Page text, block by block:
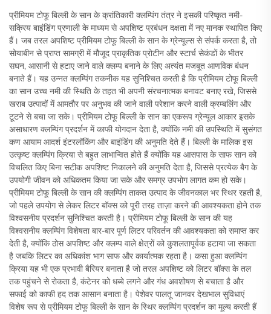
प्रीमियम टोफू बिल्ली के सान के क्रांतिकारी क्लम्पिंग तंत्र ने इसकी परिष्कृत नमी-
सक्रिय बाइंडिंग प्रणाली के माध्यम से अपशिष्ट प्रबंधन दक्षता में नए मानक स्थापित किए
हैं। जब तरल अपशिष्ट प्रीमियम टोफू बिल्ली के सान के ग्रेन्यूल्स से संपर्क करता है, तो
सोयाबीन से प्राप्त सामग्री में मौजूद प्राकृतिक प्रोटीन और स्टार्च सेकंडों के भीतर
सघन, आसानी से हटाए जाने वाले क्लम्प बनाने के लिए अत्यंत मजबूत आणविक बंधन
बनाते हैं। यह उन्नत क्लम्पिंग तकनीक यह सुनिश्चित करती है कि प्रीमियम टोफू बिल्ली
का सान उच्च नमी की स्थिति के तहत भी अपनी संरचनात्मक बनावट बनाए रखे, जिससे
खराब उत्पादों में आमतौर पर अनुभव की जाने वाली परेशान करने वाली क्रम्बलिंग और
टूटने से बचा जा सके। प्रीमियम टोफू बिल्ली के सान का एकरूप ग्रेन्यूल आकार इसके
असाधारण क्लम्पिंग प्रदर्शन में काफी योगदान देता है, क्योंकि नमी की उपस्थिति में सुसंगत
कण आयाम आदर्श इंटरलॉकिंग और बाइंडिंग की अनुमति देते हैं। बिल्ली के मालिक इस
उत्कृष्ट क्लम्पिंग क्रिया से बहुत लाभान्वित होते हैं क्योंकि यह आसपास के साफ सान को
विचलित किए बिना सटीक अपशिष्ट निकालने की अनुमति देता है, जिससे प्रत्येक बैग के
उपयोगी जीवन को अधिकतम किया जा सके और समग्र उपभोग लागत कम हो सके।
प्रीमियम टोफू बिल्ली के सान की क्लम्पिंग ताकत उत्पाद के जीवनकाल भर स्थिर रहती है,
जो पहले उपयोग से लेकर लिटर बॉक्स को पूरी तरह ताज़ा करने की आवश्यकता होने तक
विश्वसनीय प्रदर्शन सुनिश्चित करती है। प्रीमियम टोफू बिल्ली के सान की यह
विश्वसनीय क्लम्पिंग विशेषता बार-बार पूर्ण लिटर परिवर्तन की आवश्यकता को समाप्त कर
देती है, क्योंकि ठोस अपशिष्ट और क्लम्प वाले क्षेत्रों को कुशलतापूर्वक हटाया जा सकता
है जबकि लिटर का अधिकांश भाग साफ और कार्यात्मक रहता है। कसा हुआ क्लम्पिंग
क्रिया यह भी एक प्रभावी बैरियर बनाता है जो तरल अपशिष्ट को लिटर बॉक्स के तल
तक पहुंचने से रोकता है, कंटेनर को धब्बे लगने और गंध अवशोषण से बचाता है और
सफाई को काफी हद तक आसान बनाता है। पेशेवर पालतू जानवर देखभाल सुविधाएं
विशेष रूप से प्रीमियम टोफू बिल्ली के सान के स्थिर क्लम्पिंग प्रदर्शन का मूल्य करती हैं